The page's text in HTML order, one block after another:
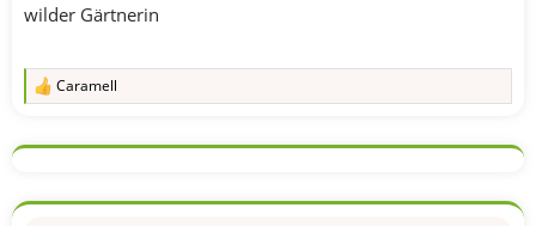
wilder Gärtnerin
R
k
o
Caramell